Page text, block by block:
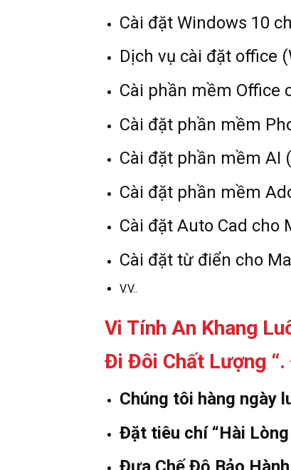
Cài đặt Windows 10
Dịch vụ cài đặt office
Cài phần mềm Office
Cài đặt phần mềm
Cài đặt phần mềm AI
Cài đặt phần mềm
Cài đặt Auto Cad cho
Cài đặt từ điển cho
V.V..
Vi Tính An Khang
Đi Đôi Chất Lượng
Chúng tôi hàng ngày
Đặt tiêu chí “Hài